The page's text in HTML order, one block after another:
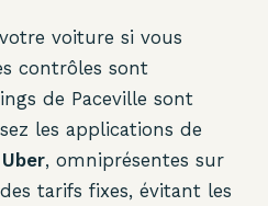
voiture si vous
contrôles sont
de Paceville sont
les applications de
Uber, omniprésentes sur
tarifs fixes, évitant les